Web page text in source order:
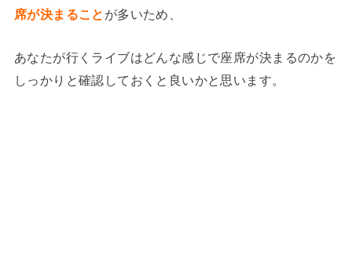
席が決まること が多いため、
あなたが行くライブはどんな感じで座席が決まるのかを
しっかりと確認しておくと良いかと思います。